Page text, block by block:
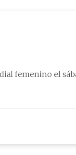
femenino el